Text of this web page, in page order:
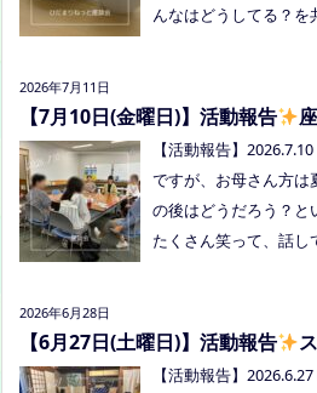
つむぎ高梁（高梁市横
画！夏祭り！ 日時
頃 場所：LIVE
内容：音楽あり、ゲ
交流夏祭りです。
んなはどうしてる？を
2026年7月11日
【7月10日(金曜日)】活動報告
【活動報告】
ですが、お母さん方は
の後はどうだろう？と
たくさん笑って、話し
ご予約してくださいね。
2026年6月28日
【6月27日(土曜日)】活動報告
ご飯会を開催しました
【活動報告】